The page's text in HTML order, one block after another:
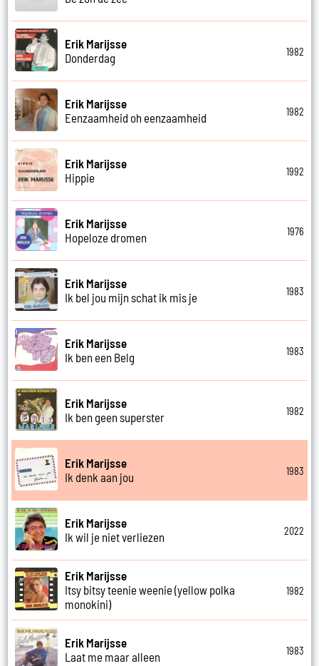
Erik Marijsse
Donderdag
1982
Erik Marijsse
Eenzaamheid oh eenzaamheid
1982
Erik Marijsse
Hippie
1992
Erik Marijsse
Hopeloze dromen
1976
Erik Marijsse
Ik bel jou mijn schat ik mis je
1983
Erik Marijsse
Ik ben een Belg
1983
Erik Marijsse
Ik ben geen superster
1982
Erik Marijsse
Ik denk aan jou
1983
Erik Marijsse
Ik wil je niet verliezen
2022
Erik Marijsse
Itsy bitsy teenie weenie (yellow polka
monokini)
1982
Erik Marijsse
Laat me maar alleen
1983